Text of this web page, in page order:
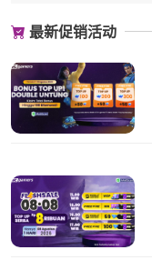
最新促销活动